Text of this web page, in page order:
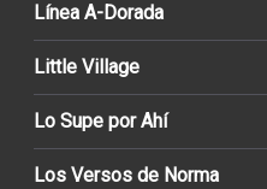
Línea A-Dorada
Little Village
Lo Supe por Ahí
Los Versos de Norma